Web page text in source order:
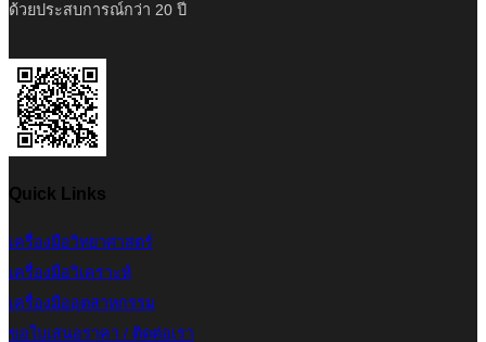
ด้วยประสบการณ์กว่า 20 ปี
Quick Links
เครื่องมือวิทยาศาสตร์
เครื่องมือวิเคราะห์
เครื่องมืออุตสาหกรรม
ขอใบเสนอราคา / ติดต่อเรา